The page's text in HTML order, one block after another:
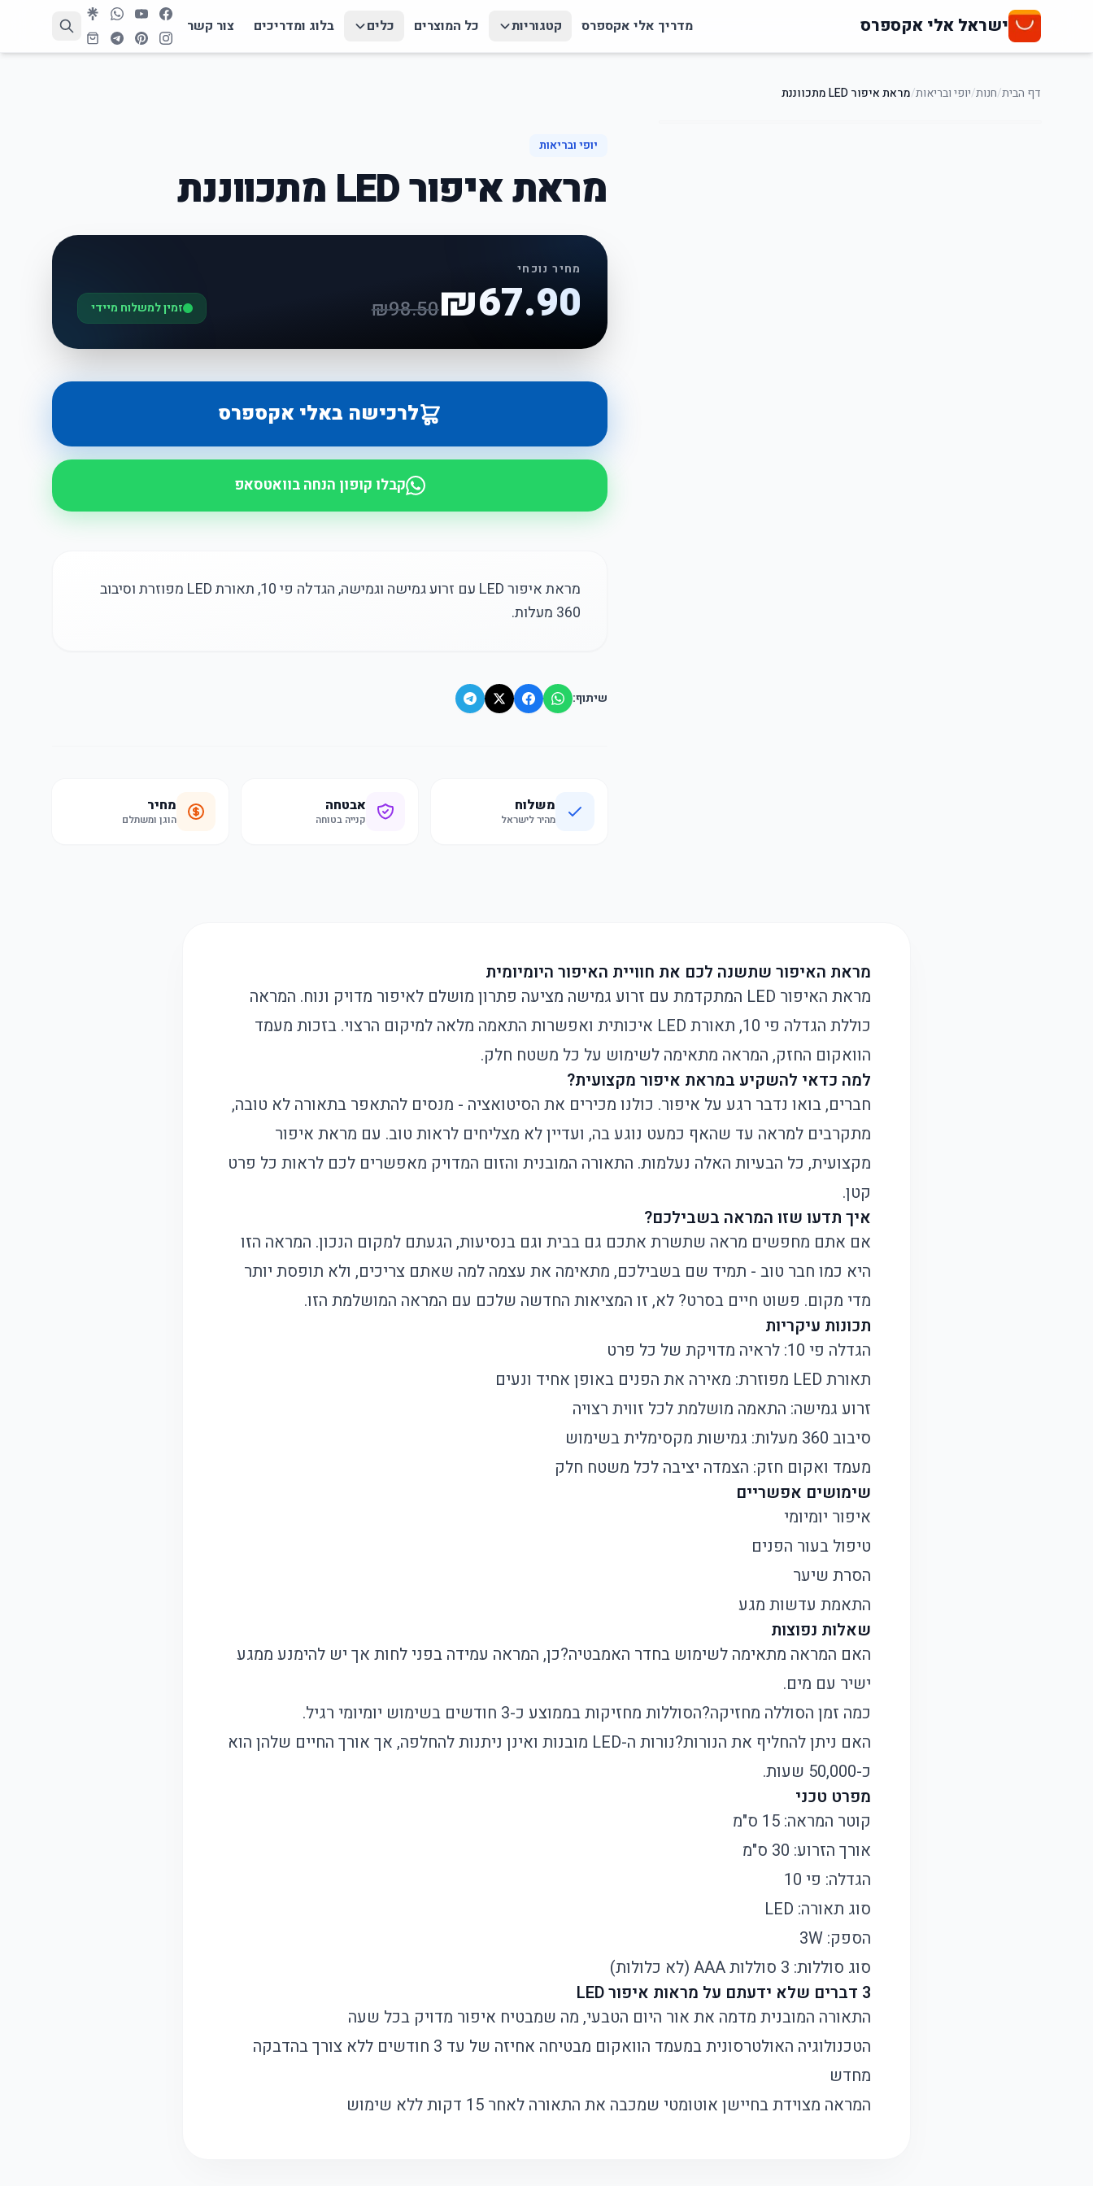
ישראל אלי אקספרס מדריך אלי אקספרס קטגוריות כל המוצרים כלים בלוג ומדריכים צור קשר
דף הבית/חנות/יופי ובריאות/מראת איפור LED מתכווננת
יופי ובריאות
מראת איפור LED מתכווננת
מחיר נוכחי
₪67.90
₪98.50 זמין למשלוח מיידי
לרכישה באלי אקספרס
קבלו קופון הנחה בוואטסאפ
מראת איפור LED עם זרוע גמישה וגמישה, הגדלה פי 10, תאורת LED מפוזרת וסיבוב
360 מעלות.
שיתוף:
משלוח
מהיר לישראל
אבטחה
קנייה בטוחה
מחיר
הוגן ומשתלם
מראת האיפור שתשנה לכם את חוויית האיפור היומיומית
מראת האיפור LED המתקדמת עם זרוע גמישה מציעה פתרון מושלם לאיפור מדויק ונוח. המראה
כוללת הגדלה פי 10, תאורת LED איכותית ואפשרות התאמה מלאה למיקום הרצוי. בזכות מעמד
הוואקום החזק, המראה מתאימה לשימוש על כל משטח חלק.
למה כדאי להשקיע במראת איפור מקצועית?
חברים, בואו נדבר רגע על איפור. כולנו מכירים את הסיטואציה - מנסים להתאפר בתאורה לא טובה,
מתקרבים למראה עד שהאף כמעט נוגע בה, ועדיין לא מצליחים לראות טוב. עם מראת איפור
מקצועית, כל הבעיות האלה נעלמות. התאורה המובנית והזום המדויק מאפשרים לכם לראות כל פרט
קטן.
איך תדעו שזו המראה בשבילכם?
אם אתם מחפשים מראה שתשרת אתכם גם בבית וגם בנסיעות, הגעתם למקום הנכון. המראה הזו
היא כמו חבר טוב - תמיד שם בשבילכם, מתאימה את עצמה למה שאתם צריכים, ולא תופסת יותר
מדי מקום. פשוט חיים בסרט? לא, זו המציאות החדשה שלכם עם המראה המושלמת הזו.
תכונות עיקריות
הגדלה פי 10: לראיה מדויקת של כל פרט
תאורת LED מפוזרת: מאירה את הפנים באופן אחיד ונעים
זרוע גמישה: התאמה מושלמת לכל זווית רצויה
סיבוב 360 מעלות: גמישות מקסימלית בשימוש
מעמד ואקום חזק: הצמדה יציבה לכל משטח חלק
שימושים אפשריים
איפור יומיומי
טיפול בעור הפנים
הסרת שיער
התאמת עדשות מגע
שאלות נפוצות
האם המראה מתאימה לשימוש בחדר האמבטיה?כן, המראה עמידה בפני לחות אך יש להימנע ממגע
ישיר עם מים.
כמה זמן הסוללה מחזיקה?הסוללות מחזיקות בממוצע כ-3 חודשים בשימוש יומיומי רגיל.
האם ניתן להחליף את הנורות?
נורות ה-LED מובנות ואינן ניתנות להחלפה, אך אורך החיים שלהן הוא
כ-50,000 שעות.
מפרט טכני
קוטר המראה: 15 ס"מ
אורך הזרוע: 30 ס"מ
הגדלה: פי 10
סוג תאורה: LED
הספק: 3W
סוג סוללות: 3 סוללות AAA (לא כלולות)
3 דברים שלא ידעתם על מראות איפור LED
התאורה המובנית מדמה את אור היום הטבעי, מה שמבטיח איפור מדויק בכל שעה
הטכנולוגיה האולטרסונית במעמד הוואקום מבטיחה אחיזה של עד 3 חודשים ללא צורך בהדבקה
מחדש
המראה מצוידת בחיישן אוטומטי שמכבה את התאורה לאחר 15 דקות ללא שימוש